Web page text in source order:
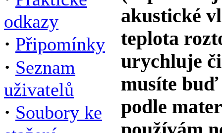
odkazy
· Připomínky
· Seznam
uživatelů
· Soubory ke
akustické
teplota
urychluje
musíte buď
podle